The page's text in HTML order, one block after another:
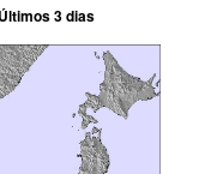
Últimos 3 dias